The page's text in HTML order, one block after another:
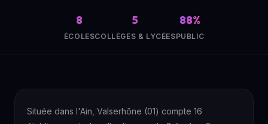
8
ÉCOLES
5
COLLÈGES & LYCÉES
88%
PUBLIC
Située dans l'Ain, Valserhône (01) compte 16